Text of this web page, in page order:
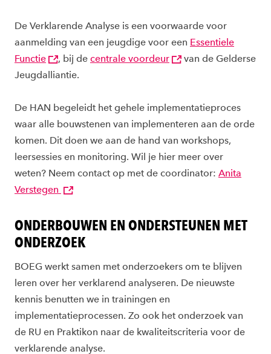
De Verklarende Analyse is een voorwaarde voor
aanmelding van een jeugdige voor een Essentiele
Functie
, bij de centrale voordeur
van de Gelderse
Jeugdalliantie.
De HAN begeleidt het gehele implementatieproces
waar alle bouwstenen van implementeren aan de orde
komen. Dit doen we aan de hand van workshops,
leersessies en monitoring. Wil je hier meer over
weten? Neem contact op met de coordinator: Anita
Verstegen
ONDERBOUWEN EN ONDERSTEUNEN MET
ONDERZOEK
BOEG werkt samen met onderzoekers om te blijven
leren over her verklarend analyseren. De nieuwste
kennis benutten we in trainingen en
implementatieprocessen. Zo ook het onderzoek van
de RU en Praktikon naar de kwaliteitscriteria voor de
verklarende analyse.